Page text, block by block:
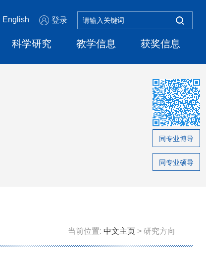
English 登录
科学研究 教学信息 获奖信息
同专业博导
同专业硕导
当前位置: 中文主页 > 研究方向